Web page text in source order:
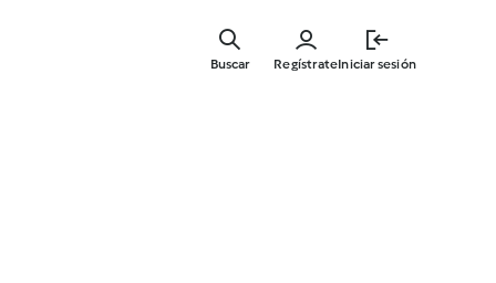
RegístrateIniciar sesión
Buscar